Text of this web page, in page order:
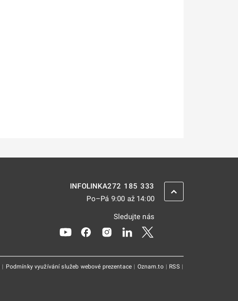
INFOLINKA272 185 333
Po–Pá 9:00 až 14:00
Sledujte nás
Odkaz se otevře na nové kartě
Odkaz se otevře na nové kartě
Odkaz se otevře na nové kartě
Odkaz se otevře na nové
| Podmínky využívání služeb webové prezentace | Oznam.to | RSS |
ZPĚT NAHORU